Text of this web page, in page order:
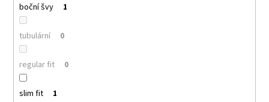
boční švy 1
tubulární 0
regular fit 0
slim fit 1